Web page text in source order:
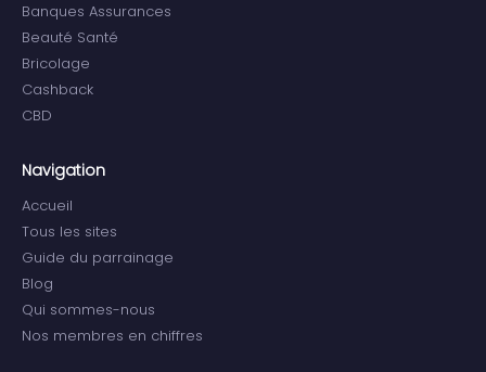
Banques Assurances
Beauté Santé
Bricolage
Cashback
CBD
Navigation
Accueil
Tous les sites
Guide du parrainage
Blog
Qui sommes-nous
Nos membres en chiffres